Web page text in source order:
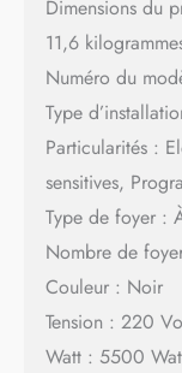
Dimensions du
11,6
Numéro du
Type
Particularités :
sensitives,
Type de foyer :
Nombre de
Couleur : Noir
Tension : 220
Watt : 5500